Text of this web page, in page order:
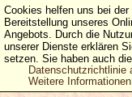
Cookies helfen uns bei der
Bereitstellung unseres
Angebots. Durch die
unserer Dienste erklären
setzen. Sie haben auch
Datenschutzrichtlinie
Weitere